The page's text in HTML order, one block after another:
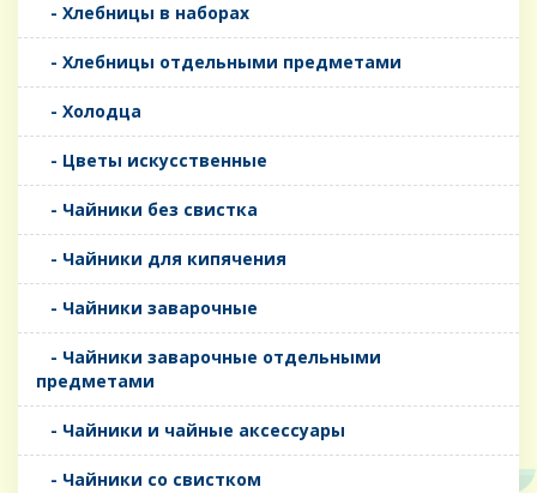
- Хлебницы в наборах
- Хлебницы отдельными предметами
- Холодца
- Цветы искусственные
- Чайники без свистка
- Чайники для кипячения
- Чайники заварочные
- Чайники заварочные отдельными
предметами
- Чайники и чайные аксессуары
- Чайники со свистком